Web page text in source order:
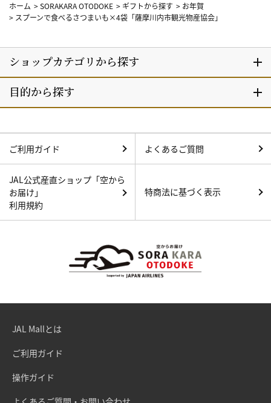
ホーム >SORAKARA OTODOKE > ギフトから探す > お年賀
> スプーンで食べるさつまいも×4袋「薩摩川内市観光物産協会」
ご利用ガイド よくあるご質問
JAL公式産直ショップ「空から
お届け」
利用規約
特商法に基づく表示
JAL Mallとは
ご利用ガイド
操作ガイド